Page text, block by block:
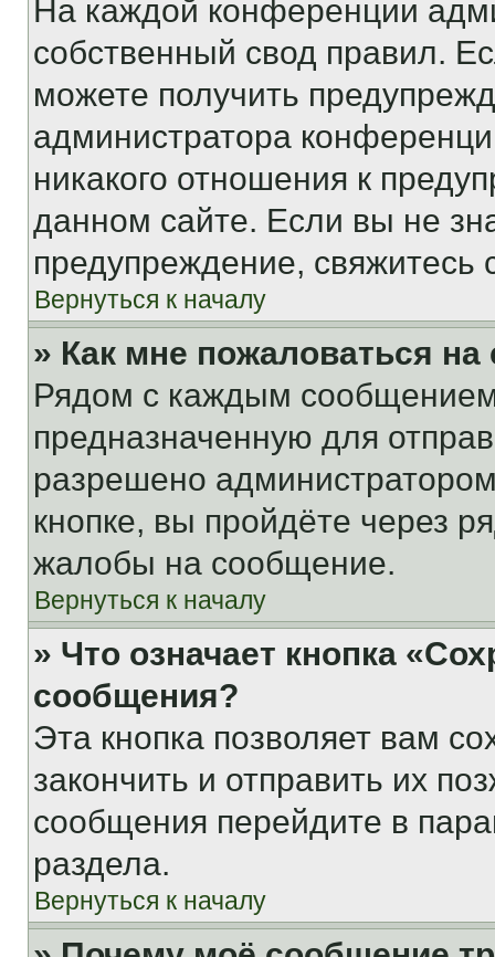
На каждой конференции
собственный свод правил.
можете получить
администратора
никакого отношения к
данном сайте. Если вы не
предупреждение,
Вернуться к началу
» Как мне пожаловаться
Рядом с каждым сообщением
предназначенную для
разрешено
кнопке, вы пройдёте через
жалобы на сообщение.
Вернуться к началу
» Что означает кнопка
сообщения?
Эта кнопка позволяет вам
закончить и отправить их
сообщения перейдите в
раздела.
Вернуться к началу